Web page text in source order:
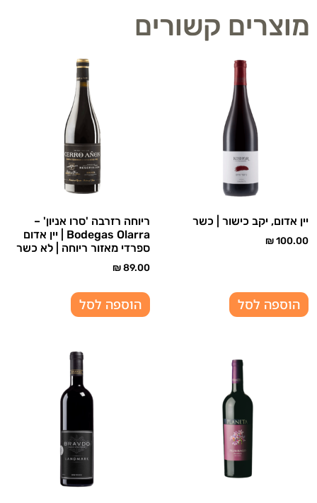
מוצרים קשורים
יין אדום, יקב כישור | כשר
₪100.00
הוספה לסל
ריוחה רזרבה 'סרו אניון' –
Bodegas Olarra | יין אדום
ספרדי מאזור ריוחה | לא כשר
₪89.00
הוספה לסל